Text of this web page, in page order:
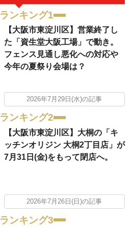
ランキング1
【大阪市東淀川区】営業終了し
た「資生堂大阪工場」で動き。
フェンス見通し悪化への対応や
今年の夏祭り会場は？
2026年7月29日(水)の記事
ランキング2
【大阪市東淀川区】大桐の「キ
ッチンオリジン 大桐2丁目店」が
7月31日(金)をもって閉店へ。
2026年7月26日(日)の記事
ランキング3